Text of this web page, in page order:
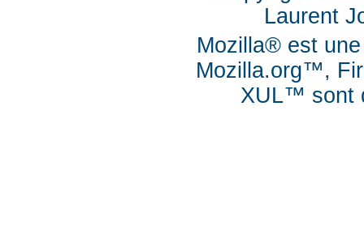
Laurent
Mozilla® est
Mozilla.org™,
XUL™ sont